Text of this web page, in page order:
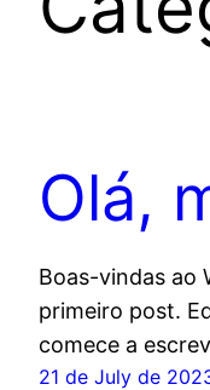
Olá,
Boas-vindas ao
primeiro post.
comece a
21 de July de